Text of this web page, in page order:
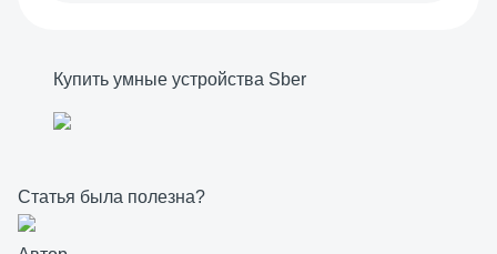
Купить умные устройства Sber
Статья была полезна?